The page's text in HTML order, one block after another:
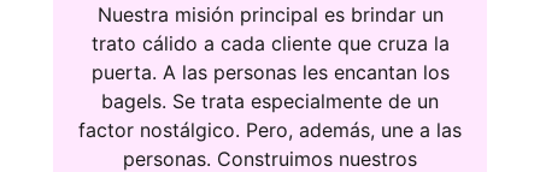
Nuestra misión principal es brindar un
trato cálido a cada cliente que cruza la
puerta. A las personas les encantan los
bagels. Se trata especialmente de un
factor nostálgico. Pero, además, une a las
personas. Construimos nuestros